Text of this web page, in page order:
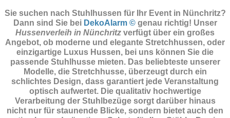
Sie suchen nach Stuhlhussen für Ihr Event in Nünchritz?
Dann sind Sie bei DekoAlarm © genau richtig! Unser
Hussenverleih in Nünchritz verfügt über ein großes
Angebot, ob moderne und elegante Stretchhussen, oder
einzigartige Luxus Hussen, bei uns können Sie die
passende Stuhlhusse mieten. Das beliebteste unserer
Modelle, die Stretchhusse, überzeugt durch ein
schlichtes Design, dass garantiert jede Veranstaltung
optisch aufwertet. Die qualitativ hochwertige
Verarbeitung der Stuhlbezüge sorgt darüber hinaus
nicht nur für staunende Blicke, sondern bietet auch den